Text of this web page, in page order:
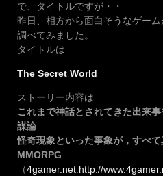
で、タイトルですが・・
昨日、相方から面白そうなゲー
調べてみました。
タイトルは
The Secret World
ストーリー内容は
これまで神話とされてきた出来
謀論
怪奇現象といった事象が，すべ
MMORPG
（4gamer.net:http://